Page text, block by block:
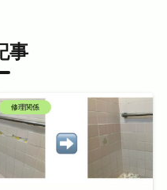
事
修理関係